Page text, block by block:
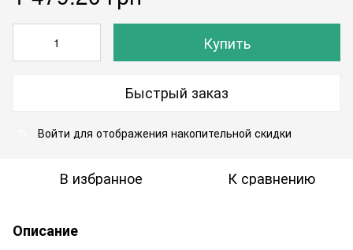
Купить
Быстрый заказ
Войти для отображения накопительной скидки
В избранное К сравнению
Описание